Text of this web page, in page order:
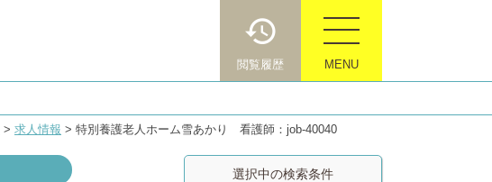
MENU
閲覧履歴
> 求人情報 > 特別養護老人ホーム雪あかり 看護師：job-40040
選択中の検索条件